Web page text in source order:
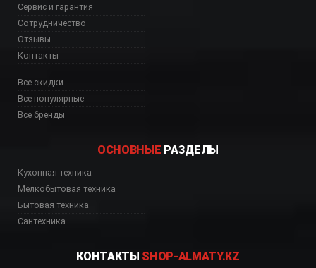
цена, Астана,
Сервис и гарантия
Сотрудничество
Отзывы
Контакты
Все скидки
Все популярные
Все бренды
ОСНОВНЫЕ РАЗДЕЛЫ
Кухонная техника
Мелкобытовая техника
Бытовая техника
Сантехника
КОНТАКТЫ SHOP-ALMATY.KZ